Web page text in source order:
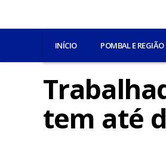
INÍCIO POMBAL E REGIÃO
tem até